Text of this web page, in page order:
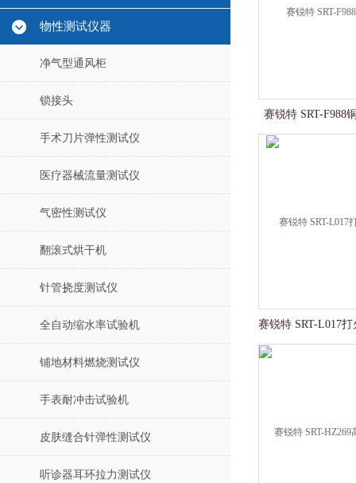
物性测试仪器
净气型通风柜
锁接头
手术刀片弹性测试仪
医疗器械流量测试仪
气密性测试仪
翻滚式烘干机
针管挠度测试仪
全自动缩水率试验机
铺地材料燃烧测试仪
手表耐冲击试验机
皮肤缝合针弹性测试仪
听诊器耳环拉力测试仪
赛锐特 SRT-F988